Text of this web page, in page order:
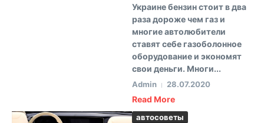
Украине бензин стоит в два
раза дороже чем газ и
многие автолюбители
ставят себе газоболонное
оборудование и экономят
свои деньги. Многи...
Admin 28.07.2020
Read More
автосоветы